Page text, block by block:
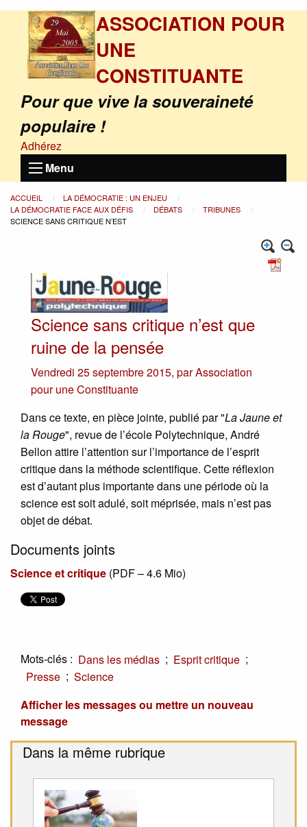
ASSOCIATION POUR
UNE
CONSTITUANTE
Pour que vive la souveraineté
populaire !
Adhérez
Menu
ACCUEIL
LA DÉMOCRATIE : UN ENJEU
LA DÉMOCRATIE FACE AUX DÉFIS
DÉBATS
TRIBUNES
SCIENCE SANS CRITIQUE N’EST
Science sans critique n’est que
ruine de la pensée
Vendredi 25 septembre 2015, parAssociation
pour une Constituante
Dans ce texte, en pièce jointe, publié par "La Jaune et
la Rouge", revue de l’école Polytechnique, André
Bellon attire l’attention sur l’importance de l’esprit
critique dans la méthode scientifique. Cette réflexion
est d’autant plus importante dans une période où la
science est soit adulé, soit méprisée, mais n’est pas
objet de débat.
Documents joints
Science et critique (PDF – 4.6 Mio)
Mots-clés : Dans les médias ; Esprit critique ;
Presse ; Science
Afficher les messages ou mettre un nouveau
message
Dans la même rubrique